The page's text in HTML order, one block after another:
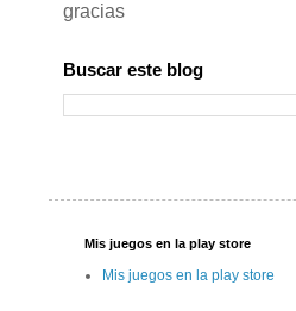
gracias
Buscar este blog
Mis juegos en la play store
Mis juegos en la play store